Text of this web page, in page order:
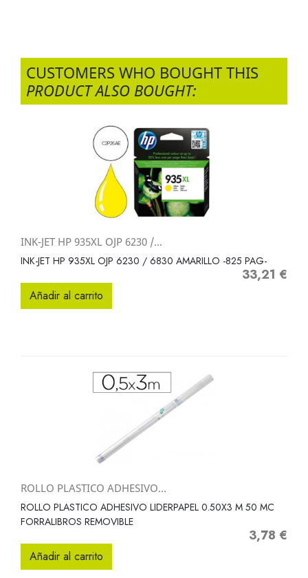
CUSTOMERS WHO BOUGHT THIS
PRODUCT ALSO BOUGHT:
INK-JET HP 935XL OJP 6230 /...
INK-JET HP 935XL OJP 6230 / 6830 AMARILLO -825 PAG-
Precio
33,21 €
Añadir al carrito
ROLLO PLASTICO ADHESIVO...
ROLLO PLASTICO ADHESIVO LIDERPAPEL 0.50X3 M 50 MC
FORRALIBROS REMOVIBLE
Precio
3,78 €
Añadir al carrito